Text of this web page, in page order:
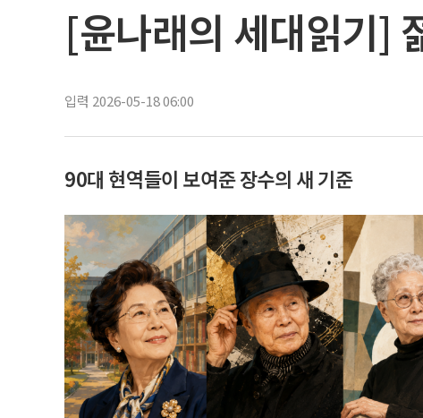
[윤나래의 세대읽기]
입력 2026-05-18 06:00
90대 현역들이 보여준 장수의 새 기준